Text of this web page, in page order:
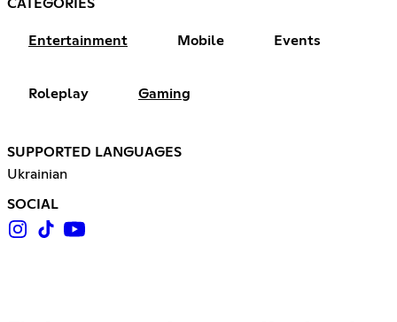
CATEGORIES
Entertainment Mobile Events
Roleplay Gaming
SUPPORTED LANGUAGES
Ukrainian
SOCIAL